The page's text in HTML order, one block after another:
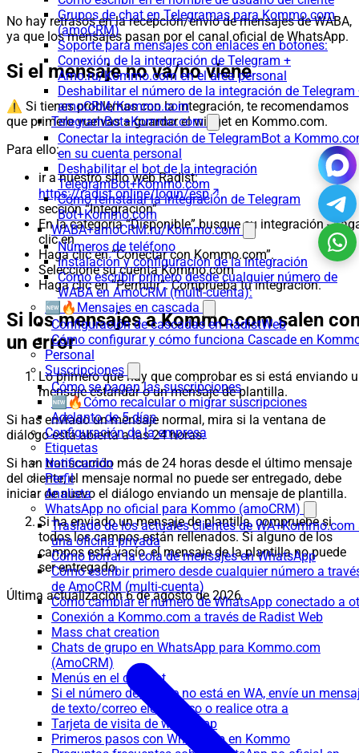
Grupos de chat en Telegramas para Kommo.com
(amoCRM)
Soporte para mensajes con enlaces en botones:
Conexión de la integración de Telegram +
Amo.ru/Kommo.com en el área personal
Deshabilitar el número de la integración de Telegram
amoCRM/Kommo.com
TelegramBot+Kommo.com
Conectar la integración de TelegramBot a
en su cuenta personal
Deshabilitar el bot de la integración
TelegramBot+Kommo.com
Cómo reinstalar la integración de Telegram
Bot+Kommo.com
WABA+amoCRM.ru/Kommo.com
Números de teléfono
Instalación y configuración de la integración
Cómo escribir primero desde cualquier número de
WABA en AmoCRM (multi-cuenta):
🆕🔥Mensajes en cascada
Configuración de cascadas en RadistWeb
Cómo configurar y cómo funciona Cascade en
Personal
Suscripciones
Cómo se pagan las suscripciones
🆕🔥Cómo recalcular o migrar suscripciones
Adelanto de 5 días
Configuración de la empresa
Etiquetas
Notificación
Perfil
Analista
WhatsApp no oficial para Kommo (amoCRM)
Traslado de los actuales clientes de WA+Kommo.com
una oficina privada
Cómo borrar la cola de mensajes en WhatsApp
Cómo escribir primero desde cualquier número a
de AmoCRM (multi-cuenta)
Cómo cambiar el número de WhatsApp conectado a
Conexión a Kommo.com a través de Radist Web
Mass chat creation
Chats de grupo en WhatsApp para Kommo.com
(AmoCRM)
Menús en el chatbot
Si el número de cliente no está en WA, envíe un
de texto/correo electrónico o realice otra a
Tarjeta de visita de whatsapp
Primeros pasos con WhatsApp en Kommo
No hay retrasos en la recepción/envío de mensajes de WABA,
ya que los mensajes pasan por el canal oficial de WhatsApp.
Si el mensaje no va/no viene
⚠️ Si tienes problemas con la integración, te recomendamos
que primero vuelvas a guardar el widget en Kommo.com.
Para ello:
ir a nuestro sitio web Radist:
https://radist.online/login/esp
sección “Integración”
En la categoría “Disponible” busque su integración -
clic en
Haga clic en “Conectar con Kommo.com”.
Seleccione su cuenta Kommo.com
Haga clic en “Permitir”. Comprueba tu integración.
Si los mensajes a Kommo.com salen
un error
Lo primero que hay que comprobar es si está enviando
mensaje estándar o un mensaje de plantilla.
Si has enviado un mensaje normal, mira si la ventana de
diálogo está abierta a las 24 horas.
Si han transcurrido más de 24 horas desde el último mensaje
del cliente, el mensaje normal no puede ser entregado, debe
iniciar de nuevo el diálogo enviando un mensaje de plantilla.
Si ha enviado un mensaje de plantilla, compruebe si
todos los campos están rellenados. Si alguno de los
campos está vacío, el mensaje de la plantilla no puede
ser entregado.
Última actualización6 de agosto de 2026